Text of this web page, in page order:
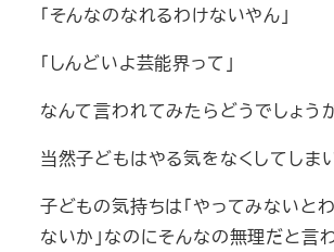
「そんなのなれるわけないやん」
「しんどいよ芸能界って」
なんて言われてみたらどうでしょう
当然子どもはやる気をなくしてしま
子どもの気持ちは「やってみないと
ないか」なのにそんなの無理だと言